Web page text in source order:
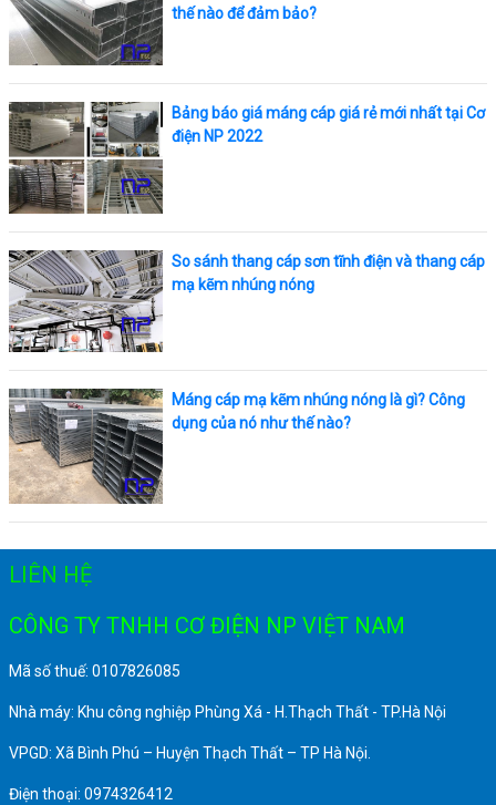
thế nào để đảm bảo?
Bảng báo giá máng cáp giá rẻ mới nhất tại Cơ
điện NP 2022
So sánh thang cáp sơn tĩnh điện và thang cáp
mạ kẽm nhúng nóng
Máng cáp mạ kẽm nhúng nóng là gì? Công
dụng của nó như thế nào?
LIÊN HỆ
CÔNG TY TNHH CƠ ĐIỆN NP VIỆT NAM
Mã số thuế: 0107826085
Nhà máy: Khu công nghiệp Phùng Xá - H.Thạch Thất - TP.Hà Nội
VPGD: Xã Bình Phú – Huyện Thạch Thất – TP Hà Nội.
Điện thoại: 0974326412